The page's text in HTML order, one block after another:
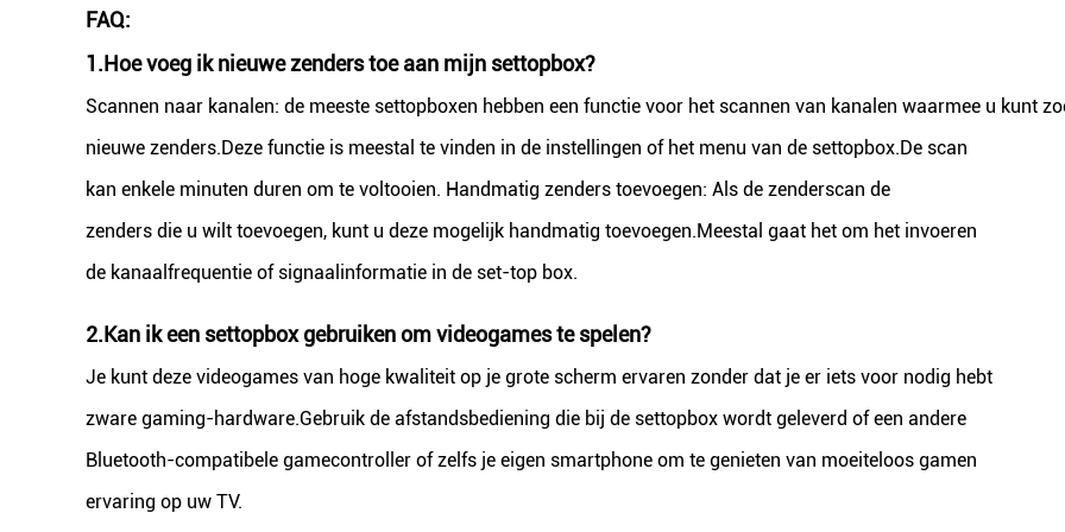
FAQ:
1.Hoe voeg ik nieuwe zenders toe aan mijn settopbox?
Scannen naar kanalen: de meeste settopboxen hebben een functie voor het scannen van kanalen waarmee u kunt
nieuwe zenders.Deze functie is meestal te vinden in de instellingen of het menu van de settopbox.De scan
kan enkele minuten duren om te voltooien. Handmatig zenders toevoegen: Als de zenderscan de
zenders die u wilt toevoegen, kunt u deze mogelijk handmatig toevoegen.Meestal gaat het om het invoeren
de kanaalfrequentie of signaalinformatie in de set-top box.
2.Kan ik een settopbox gebruiken om videogames te spelen?
Je kunt deze videogames van hoge kwaliteit op je grote scherm ervaren zonder dat je er iets voor nodig hebt
zware gaming-hardware.Gebruik de afstandsbediening die bij de settopbox wordt geleverd of een andere
Bluetooth-compatibele gamecontroller of zelfs je eigen smartphone om te genieten van moeiteloos gamen
ervaring op uw TV.